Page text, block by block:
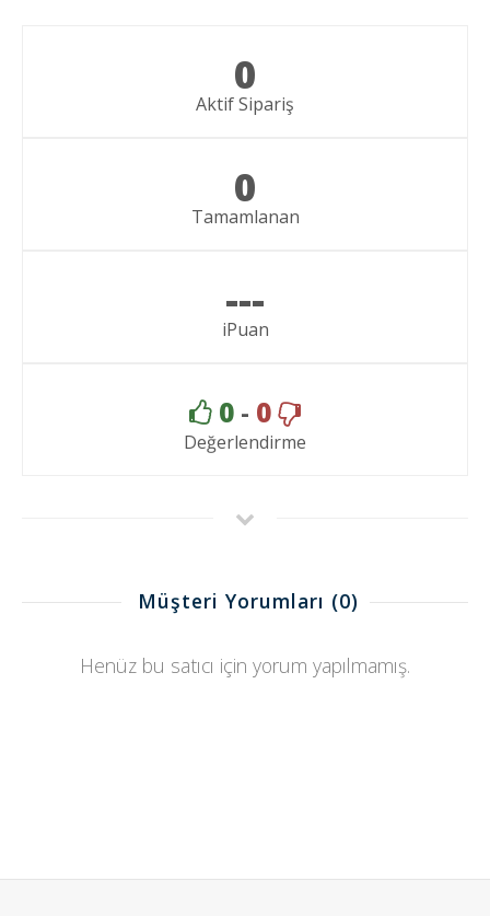
0
Aktif Sipariş
0
Tamamlanan
---
iPuan
0 - 0
Değerlendirme
Müşteri Yorumları (0)
Henüz bu satıcı için yorum yapılmamış.